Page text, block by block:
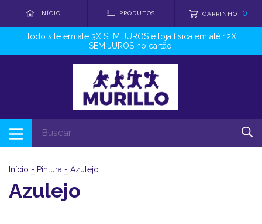
INÍCIO PRODUTOS CARRINHO 0
Todo site em até 3X SEM JUROS e loja física em até 12X
SEM JUROS no cartão!
Início - Pintura - Azulejo
Azulejo